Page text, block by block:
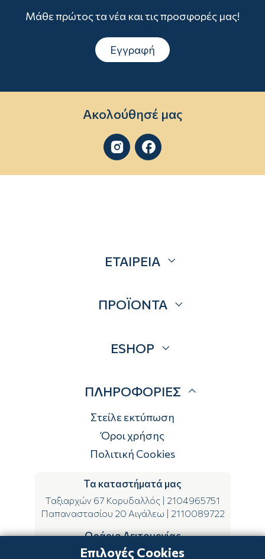
Μάθε πρώτος τα νέα και τις προσφορές μας!
Εγγραφή
Ακολούθησέ μας
 
ΕΤΑΙΡΕΙΑ
Επικοινωνία
ΠΡΟΪΟΝΤΑ
Brands
ESHOP
Τρόποι αποστολής
Τρόποι πληρωμής
Επιστροφές
ΠΛΗΡΟΦΟΡΙΕΣ
Στείλε εκτύπωση
Όροι χρήσης
Πολιτική Cookies
Τα καταστήματά μας
Ταξιαρχών 67 Κορυδαλλός
2104965751
Παπαναστασίου 20 Αιγάλεω
2110089722
Ωράριο Λειτουργίας
ΔΕ-ΤΕ-ΣΑ 09:00-15:00
Επιλογές Cookies